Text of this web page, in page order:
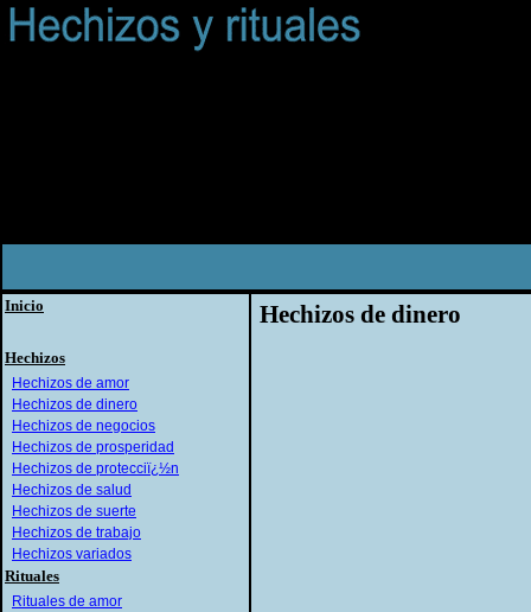
Inicio
Hechizos
Hechizos de amor
Hechizos de dinero
Hechizos de negocios
Hechizos de prosperidad
Hechizos de protecciï¿½n
Hechizos de salud
Hechizos de suerte
Hechizos de trabajo
Hechizos variados
Rituales
Rituales de amor
Hechizos de dinero